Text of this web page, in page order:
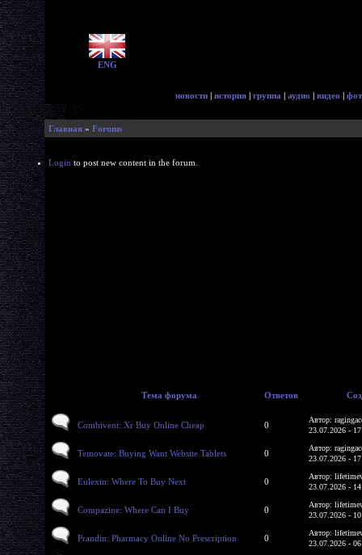
ENG
новости | история | группа | аудио | видео |
Главная » Forums
Login to post new content in the forum.
Тема форума Ответов
Combivent: Xr Buy Online Cheap 0
Автор:
23.07.2026 -
Temovate: Buying Want Website Tablets 0
Автор:
23.07.2026 -
Eulexin: Where To Buy Next 0
Автор:
23.07.2026 -
Compazine: Where Can I Buy 0
Автор:
23.07.2026 -
Prandin: Pharmacy Online No Prescription 0
Автор:
23.07.2026 -